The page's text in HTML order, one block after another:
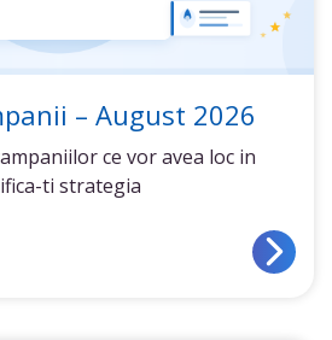
– August 2026
ce vor avea loc in
ti strategia